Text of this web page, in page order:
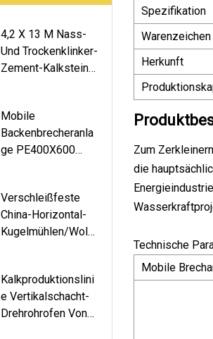
4,2 X 13 M Nass-
Und Trockenklinker-
Zement-Kalkstein-
Mobile
Backenbrecheranla
Ge PE400X600
Kopfsteinpflaster-
Zerkleinerungsanla
Ge
Verschleißfeste
China-Horizontal-
Kugelmühlen/Wolfr
Oldbergbau-
Maschinen-
Kugelmühle
Kalkproduktionslini
E Vertikalschacht-
Drehrohrofen Von
Spezifikation
Warenzeichen
Herkunft
Zum
die
Technische
Mobile